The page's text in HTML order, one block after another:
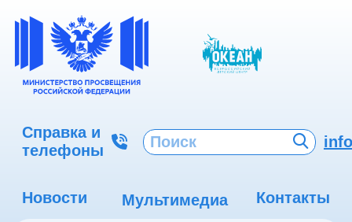
Справка и
телефоны
Новости Мультимедиа
Контакты